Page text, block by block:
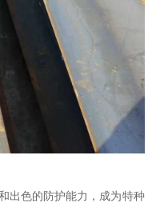
出色的防护能力，成为特种